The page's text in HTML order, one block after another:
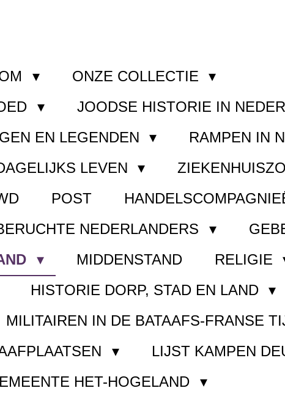
ONZE COLLECTIE
JOODSE HISTORIE IN
EN LEGENDEN
RAMPEN IN
LEVEN
POST
NEDERLANDERS
MIDDENSTAND RELIGIE
HISTORIE DORP, STAD EN LAND
MILITAIREN IN DE BATAAFS-FRANSE
LIJST KAMPEN
HET-HOGELAND